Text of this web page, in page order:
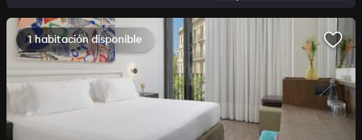
1 habitación disponible